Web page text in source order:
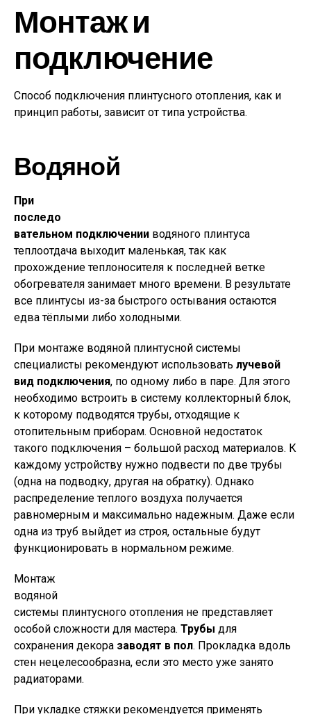
Монтаж и
подключение
Способ подключения плинтусного отопления, как и
принцип работы, зависит от типа устройства.
Водяной
При
последо
вательном подключении водяного плинтуса
теплоотдача выходит маленькая, так как
прохождение теплоносителя к последней ветке
обогревателя занимает много времени. В результате
все плинтусы из-за быстрого остывания остаются
едва тёплыми либо холодными.
При монтаже водяной плинтусной системы
специалисты рекомендуют использовать лучевой
вид подключения, по одному либо в паре. Для этого
необходимо встроить в систему коллекторный блок,
к которому подводятся трубы, отходящие к
отопительным приборам. Основной недостаток
такого подключения – большой расход материалов. К
каждому устройству нужно подвести по две трубы
(одна на подводку, другая на обратку). Однако
распределение теплого воздуха получается
равномерным и максимально надежным. Даже если
одна из труб выйдет из строя, остальные будут
функционировать в нормальном режиме.
Монтаж
водяной
системы плинтусного отопления не представляет
особой сложности для мастера. Трубы для
сохранения декора заводят в пол. Прокладка вдоль
стен нецелесообразна, если это место уже занято
радиаторами.
При укладке стяжки рекомендуется применять